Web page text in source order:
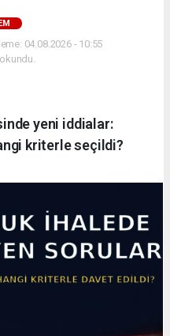
04.08.2026 - 10:55
yeni iddialar:
kriterle seçildi?